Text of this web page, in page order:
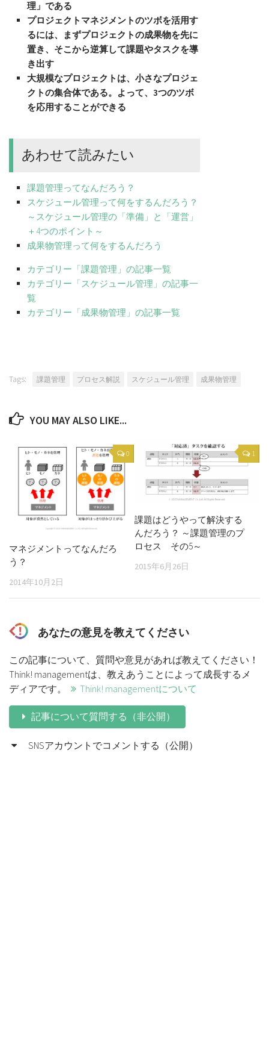
理」である
プロジェクトマネジメントのツボを活用す
るには、まずプロジェクトの成果物を先に
置き、そこから逆算して課題やタスクを導
き出す
大規模なプロジェクトは、小さなプロジェ
クトの集合体である。よって、3つのツボ
を応用することができる
あわせて読みたい
課題管理ってなんだろう？
スケジュール管理って何をするんだろう？
～スケジュール管理の「準備」と「運営」
＋4つのポイント～
成果物管理って何をするんだろう
カテゴリー「課題管理」の記事一覧
カテゴリー「スケジュール管理」の記事一
覧
カテゴリー「成果物管理」の記事一覧
Tags: 課題管理 プロセス解説 スケジュール管理 成果物管理
YOU MAY ALSO LIKE...
0
マネジメントってなんだろ
う？
2014年10月2日
1
課題はどうやって解決する
んだろう？ ～課題管理のプ
ロセス その5～
2015年6月26日
あなたの意見を教えてください
この記事について、質問や意見があれば教えてください！
Think! managementは、教えあうことによって成長するメ
ディアです。
Think! managementについて
記事について質問する（非公開）
SNSアカウントでコメントする（公開）